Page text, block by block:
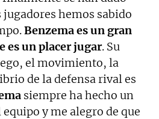
jugadores hemos sabido
Benzema es un gran
es un placer jugar. Su
el movimiento, la
de la defensa rival es
siempre ha hecho un
y me alegro de que